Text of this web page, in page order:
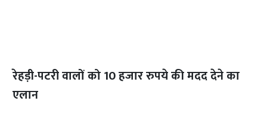
रेहड़ी-पटरी वालों को 10 हजार रुपये की मदद देने का
एलान